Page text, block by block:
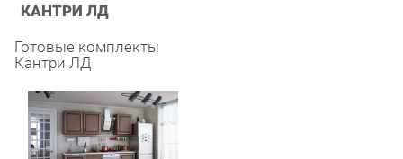
Готовые комплекты
Кантри ЛД